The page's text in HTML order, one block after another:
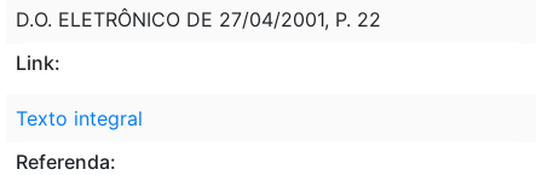
D.O. ELETRÔNICO DE 27/04/2001, P. 22
Link:
Texto integral
Referenda: